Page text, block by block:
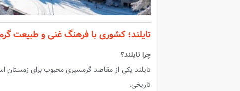
تایلند؛ کشوری با فرهنگ غنی و طبیعت
چرا تایلند؟
تایلند یکی از مقاصد گرمسیری محبوب برای
تاریخی.